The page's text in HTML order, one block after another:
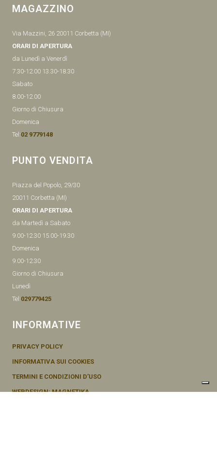
MAGAZZINO
Via Mazzini, 26 20011 Corbetta (MI)
ORARI DI APERTURA
da Lunedì a Venerdì
7.30-12.00 13.30-18.30
Sabato
8.00-12.00
Giorno di Chiusura
Domenica
Tel:02 9779148
PUNTO VENDITA
Piazza del Popolo, 29/30
20011 Corbetta (MI)
ORARI DI APERTURA
da Martedì a Sabato
9.00-12.30 15.00-19.30
Domenica
9.00-12.30
Giorno di Chiusura
Lunedì
Tel:029779425
INFORMATIVE
PRIVACY POLICY
INFORMATIVA SUI COOKIES
TERMINI E CONDIZIONI D’USO
WEBDESIGN: MAGNETIKA